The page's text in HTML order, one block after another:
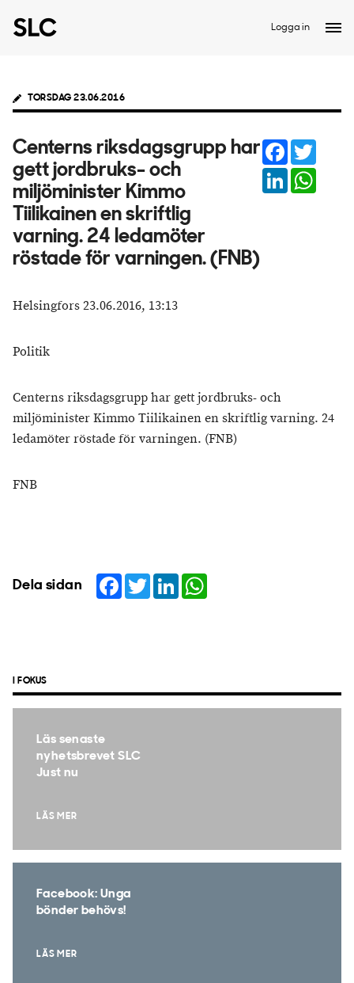
Logga in
TORSDAG 23.06.2016
Centerns riksdagsgrupp har
gett jordbruks- och
miljöminister Kimmo
Tiilikainen en skriftlig
varning. 24 ledamöter
röstade för varningen. (FNB)
Facebook
LinkedIn
Helsingfors 23.06.2016, 13:13
Politik
Centerns riksdagsgrupp har gett jordbruks- och
miljöminister Kimmo Tiilikainen en skriftlig varning. 24
ledamöter röstade för varningen. (FNB)
FNB
Dela sidan Facebook
TwitterLinkedIn
I FOKUS
Läs senaste
nyhetsbrevet SLC
Just nu
LÄS MER
Facebook: Unga
bönder behövs!
LÄS MER